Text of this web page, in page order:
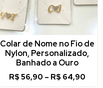
Colar de Nome no Fio de
Nylon, Personalizado,
Banhado a Ouro
R$ 56,90 – R$ 64,90